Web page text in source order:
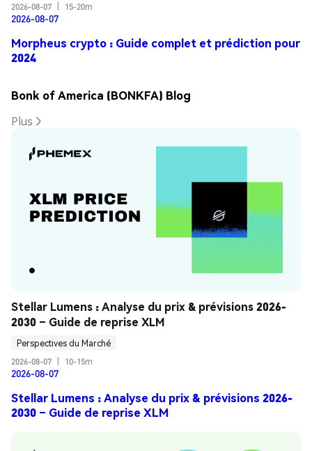
2026-08-07
15-20m
2026-08-07
Morpheus crypto : Guide complet et prédiction pour
2024
Bonk of America (BONKFA) Blog
Plus
Stellar Lumens : Analyse du prix & prévisions 2026-
2030 – Guide de reprise XLM
Perspectives du Marché
2026-08-07
10-15m
2026-08-07
Stellar Lumens : Analyse du prix & prévisions 2026-
2030 – Guide de reprise XLM